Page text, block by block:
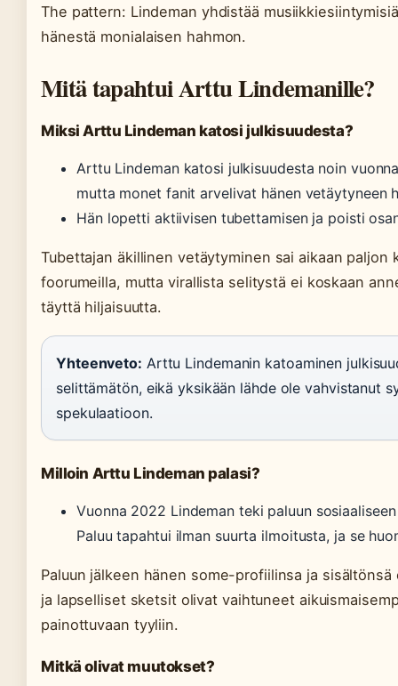
The pattern: Lindeman yhdistää
hänestä monialaisen hahmon.
Mitä tapahtui Arttu Lindemanille?
Miksi Arttu Lindeman katosi julkisuudesta?
Arttu Lindeman katosi julkisuudesta noin
mutta monet fanit arvelivat hänen vetäytyneen
Hän lopetti aktiivisen tubettamisen ja poisti
Tubettajan äkillinen vetäytyminen sai aikaan paljon
foorumeilla, mutta virallista selitystä ei koskaan
täyttä hiljaisuutta.
Yhteenveto: Arttu Lindemanin katoaminen
selittämätön, eikä yksikään lähde ole vahvistanut
spekulaatioon.
Milloin Arttu Lindeman palasi?
Vuonna 2022 Lindeman teki paluun
Paluu tapahtui ilman suurta ilmoitusta, ja se
Paluun jälkeen hänen some-profiilinsa ja
ja lapselliset sketsit olivat vaihtuneet
painottuvaan tyyliin.
Mitkä olivat muutokset?